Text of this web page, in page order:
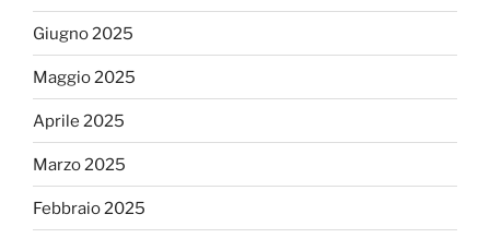
Giugno 2025
Maggio 2025
Aprile 2025
Marzo 2025
Febbraio 2025